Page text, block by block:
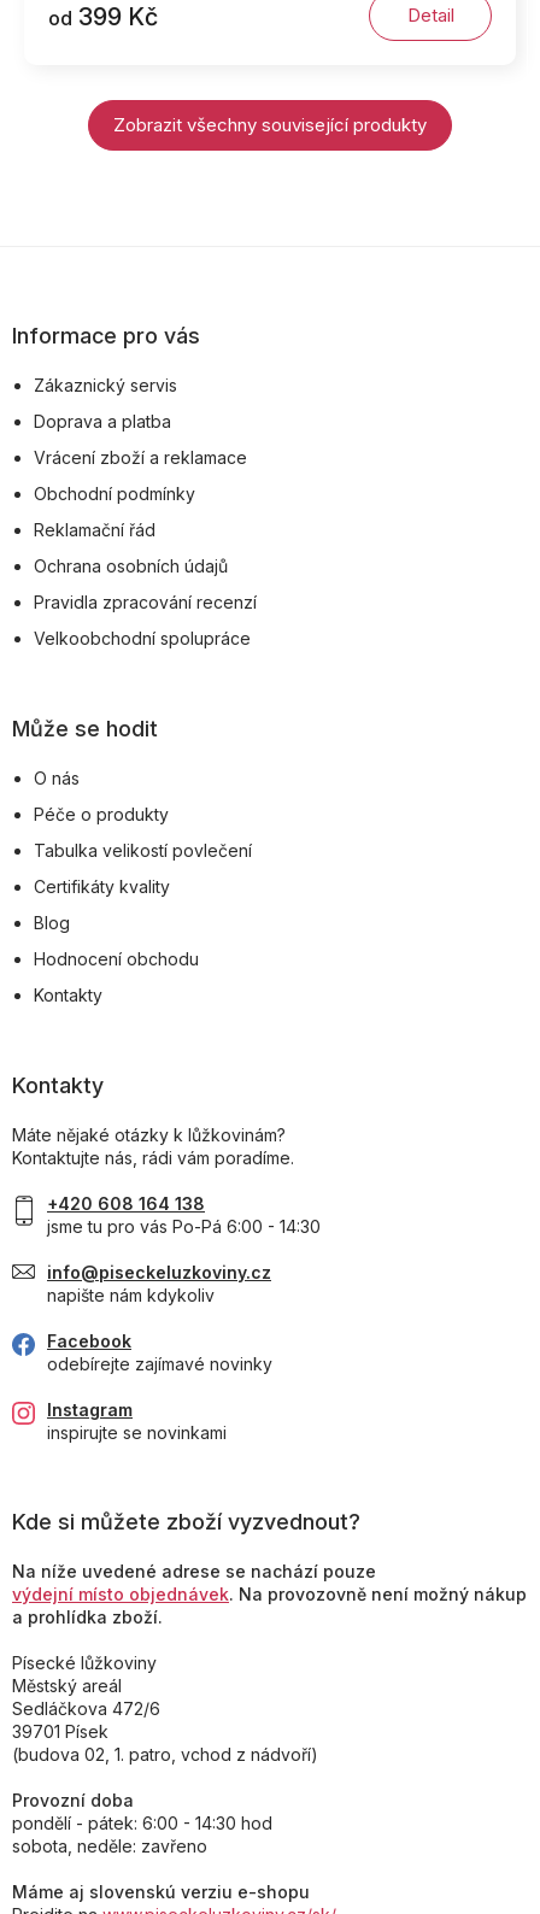
od 399 Kč Detail
Zobrazit všechny související produkty
pInformace pro vás
Zákaznický servis
Doprava a platba
Vrácení zboží a reklamace
Obchodní podmínky
Reklamační řád
Ochrana osobních údajů
Pravidla zpracování recenzí
Velkoobchodní spolupráce
Může se hodit
O nás
Péče o produkty
Tabulka velikostí povlečení
Certifikáty kvality
Blog
Hodnocení obchodu
Kontakty
Kontakty
Máte nějaké otázky k lůžkovinám?
Kontaktujte nás, rádi vám poradíme.
+420 608 164 138
jsme tu pro vás Po-Pá 6:00 - 14:30
info@piseckeluzkoviny.cz
napište nám kdykoliv
Facebook
odebírejte zajímavé novinky
Instagram
inspirujte se novinkami
Kde si můžete zboží vyzvednout?
Na níže uvedené adrese se nachází pouze
výdejní místo objednávek. Na provozovně není možný nákup
a prohlídka zboží.
Písecké lůžkoviny
Městský areál
Sedláčkova 472/6
39701 Písek
(budova 02, 1. patro, vchod z nádvoří)
Provozní doba
pondělí - pátek: 6:00 - 14:30 hod
sobota, neděle: zavřeno
Máme aj slovenskú verziu e-shopu